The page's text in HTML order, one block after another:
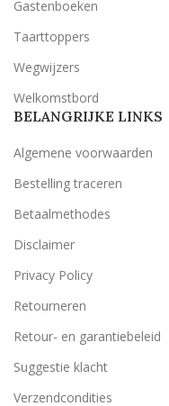
Gastenboeken
Taarttoppers
Wegwijzers
Welkomstbord
BELANGRIJKE LINKS
Algemene voorwaarden
Bestelling traceren
Betaalmethodes
Disclaimer
Privacy Policy
Retourneren
Retour- en garantiebeleid
Suggestie klacht
Verzendcondities